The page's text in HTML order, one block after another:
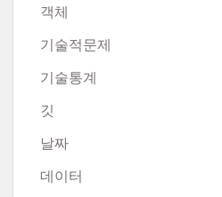
객체
기술적문제
기술통계
깃
날짜
데이터